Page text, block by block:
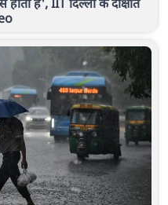
है', IIT दिल्ली के दीक्षांत